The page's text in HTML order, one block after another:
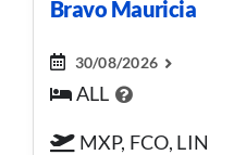
Bravo Mauricia
30/08/2026
ALL
MXP, FCO, LIN